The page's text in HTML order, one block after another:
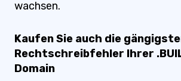
wachsen.
Kaufen Sie auch die
Rechtschreibfehler Ihrer
Domain